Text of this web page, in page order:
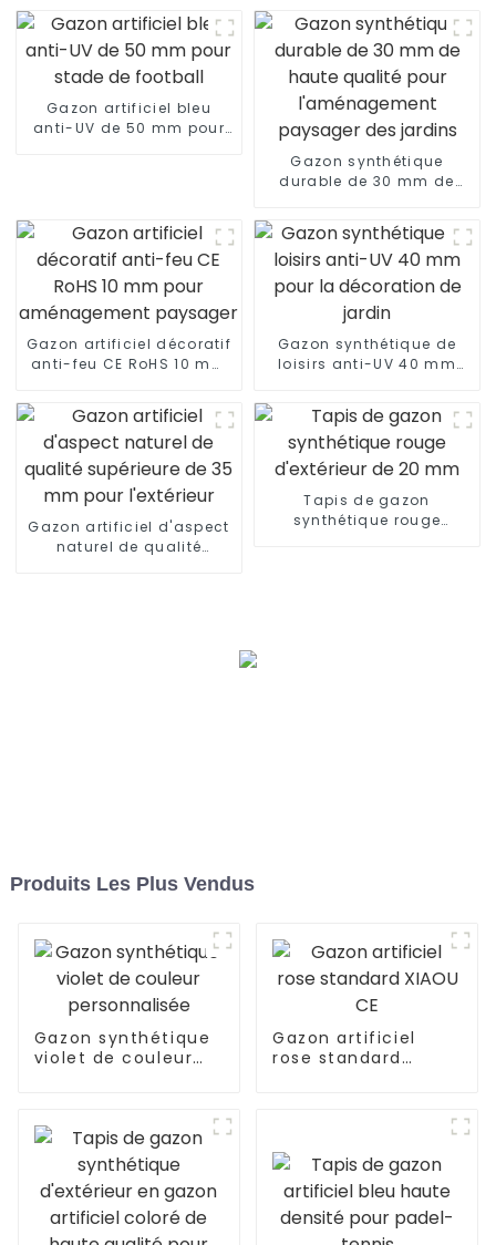
Gazon artificiel bleu
anti-UV de 50 mm pour
Gazon synthétique
durable de 30 mm de
l'aménagement
paysager des jardins
Gazon artificiel décoratif
anti-feu CE RoHS 10 mm
Gazon synthétique de
loisirs anti-UV 40 mm
Gazon artificiel d'aspect
naturel de qualité
Tapis de gazon
synthétique rouge
Produits Les Plus Vendus
Gazon synthétique
violet de couleur
Gazon artificiel
rose standard